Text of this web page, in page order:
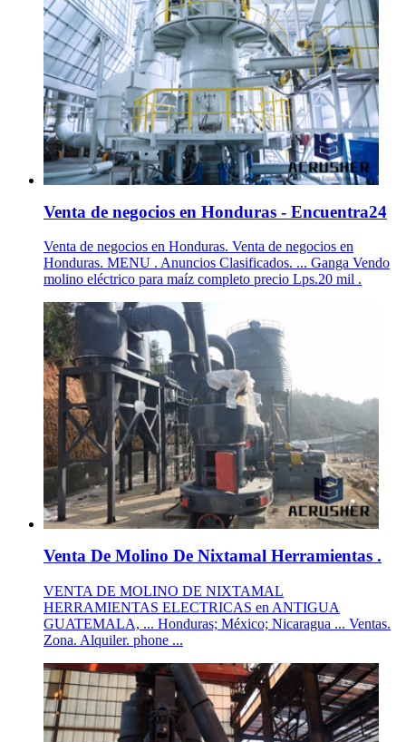
Venta de negocios en Honduras - Encuentra24
Venta de negocios en Honduras. Venta de negocios en
Honduras. MENU . Anuncios Clasificados. ... Ganga Vendo
molino eléctrico para maíz completo precio Lps.20 mil .
Venta De Molino De Nixtamal Herramientas .
VENTA DE MOLINO DE NIXTAMAL
HERRAMIENTAS ELECTRICAS en ANTIGUA
GUATEMALA, ... Honduras; México; Nicaragua ... Ventas.
Zona. Alquiler. phone ...